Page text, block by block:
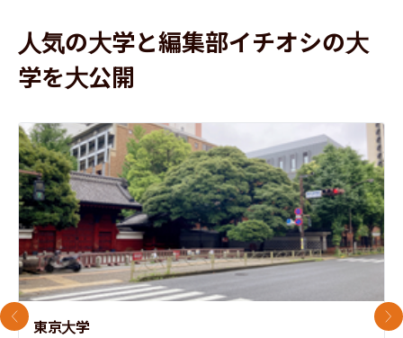
人気の大学と編集部イチオシの大
学を大公開
東京大学
前のスライド 次